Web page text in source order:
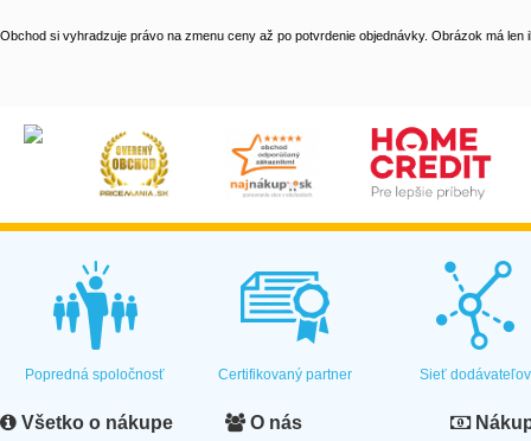
Obchod si vyhradzuje právo na zmenu ceny až po potvrdenie objednávky. Obrázok má len
Popredná spoločnosť Certifikovaný partner Sieť dodávateľov
Všetko o nákupe O nás